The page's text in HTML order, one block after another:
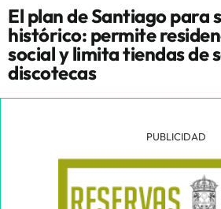
El plan de Santiago para
histórico: permite
social y limita tiendas de
discotecas
PUBLICIDAD